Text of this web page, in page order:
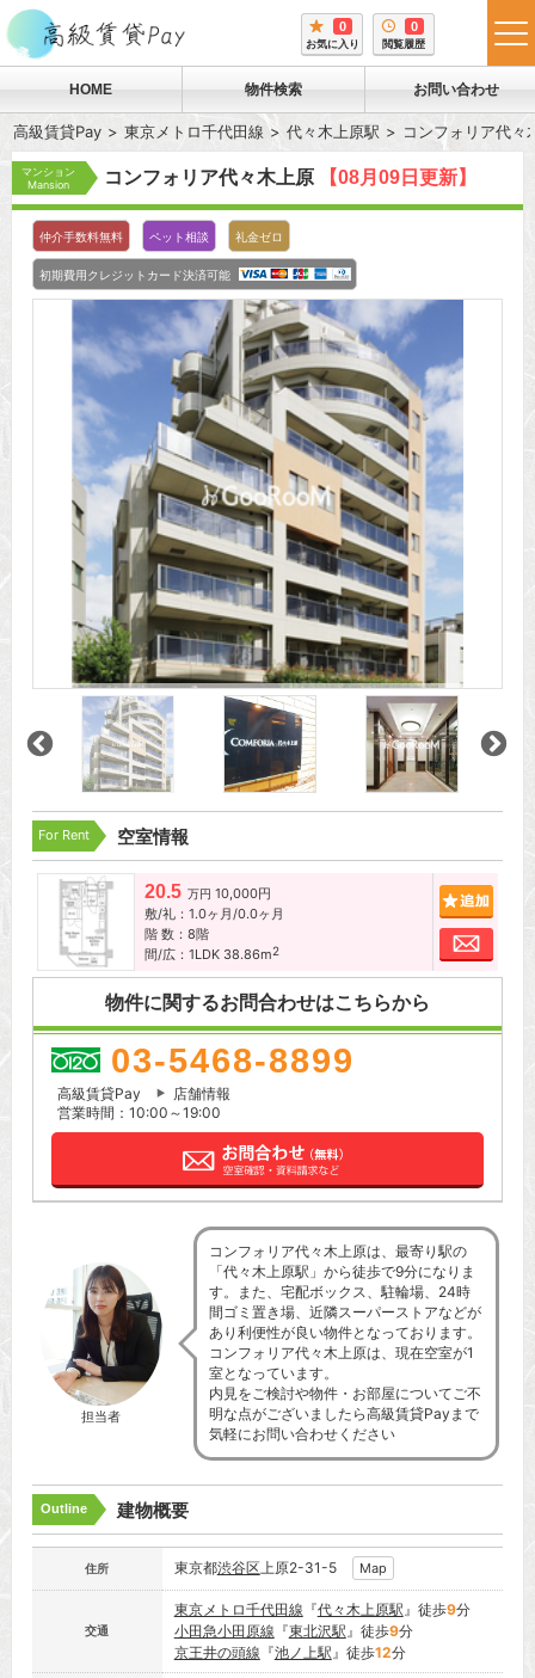
0
お気に入り
0
閲覧履歴
HOME 物件検索 お問い合わせ
高級賃貸Pay 東京メトロ千代田線 代々木上原駅 コンフォリア代々
マンション
Mansion
コンフォリア代々木上原 【08月09日更新】
仲介手数料無料 ペット相談 礼金ゼロ
初期費用クレジットカード決済可能
For Rent 空室情報
20.5 万円 10,000円
敷/礼：1.0ヶ月/0.0ヶ月
階 数：8階
間/広：1LDK 38.86m2
お問
物件に関するお問合わせはこちらから
03-5468-8899
高級賃貸Pay
店舗情報
営業時間：10:00～19:00
担当者
コンフォリア代々木上原は、最寄り駅の
「代々木上原駅」から徒歩で9分になりま
す。また、宅配ボックス、駐輪場、24時
間ゴミ置き場、近隣スーパーストアなどが
あり利便性が良い物件となっております。
コンフォリア代々木上原は、現在空室が1
室となっています。
内見をご検討や物件・お部屋についてご不
明な点がございましたら高級賃貸Payまで
気軽にお問い合わせください
Outline 建物概要
住所 東京都渋谷区上原2-31-5 Map
交通
東京メトロ千代田線 『代々木上原駅』徒歩9分
小田急小田原線 『東北沢駅』徒歩9分
京王井の頭線 『池ノ上駅』徒歩12分